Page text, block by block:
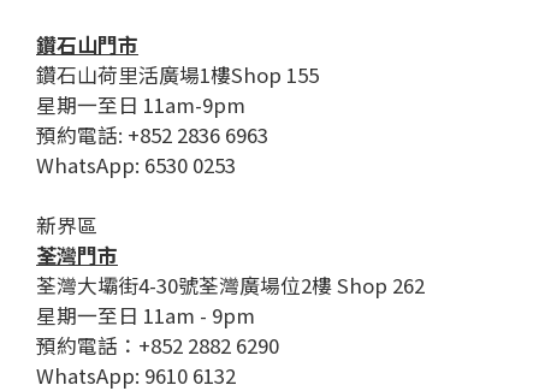
鑽石山門市
鑽石山荷里活廣場1樓Shop 155
星期一至日 11am-9pm
預約電話: +852 2836 6963
WhatsApp: 6530 0253
新界區
荃灣門市
荃灣大壩街4-30號荃灣廣場位2樓 Shop 262
星期一至日 11am - 9pm
預約電話：+852 2882 6290
WhatsApp: 9610 6132